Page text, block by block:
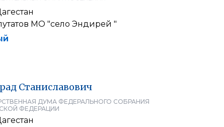
МО "село Эндирей "
Станиславович
ДУМА ФЕДЕРАЛЬНОГО СОБРАНИЯ
ФЕДЕРАЦИИ